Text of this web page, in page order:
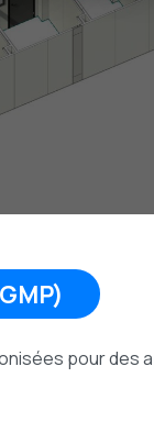
pour des